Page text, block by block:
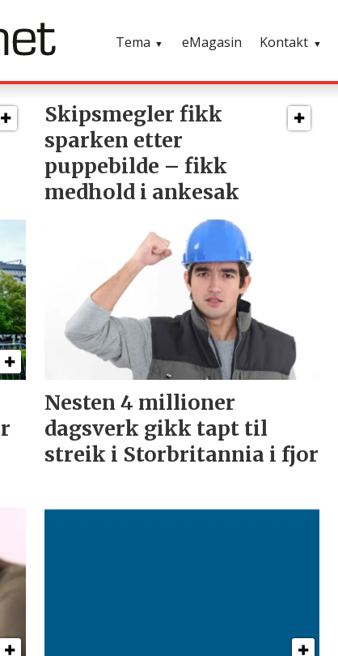
Tema eMagasin Kontakt
Skipsmegler fikk
sparken etter
puppebilde – fikk
medhold i ankesak
Nesten 4 millioner
dagsverk gikk tapt til
streik i Storbritannia i fjor